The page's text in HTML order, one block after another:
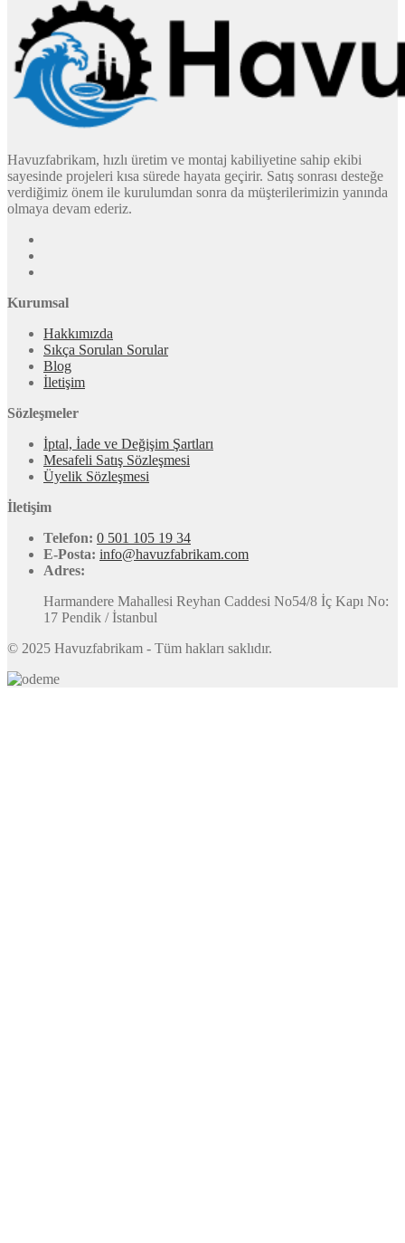
Havuzfabrikam, hızlı üretim ve montaj kabiliyetine sahip ekibi
sayesinde projeleri kısa sürede hayata geçirir. Satış sonrası desteğe
verdiğimiz önem ile kurulumdan sonra da müşterilerimizin yanında
olmaya devam ederiz.
Kurumsal
Hakkımızda
Sıkça Sorulan Sorular
Blog
İletişim
Sözleşmeler
İptal, İade ve Değişim Şartları
Mesafeli Satış Sözleşmesi
Üyelik Sözleşmesi
İletişim
Telefon: 0 501 105 19 34
E-Posta: info@havuzfabrikam.com
Adres:
Harmandere Mahallesi Reyhan Caddesi No54/8 İç Kapı No:
17 Pendik / İstanbul
© 2025 Havuzfabrikam - Tüm hakları saklıdır.